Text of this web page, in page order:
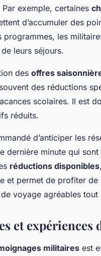
exemple, certaines
d’accumuler des
programmes, les
leurs séjours.
des offres
des réductions
scolaires. Il est
réduits.
d’anticiper les
dernière minute qui
réductions disponibles
et permet de profiter de
voyage agréables
et expériences
militaires est